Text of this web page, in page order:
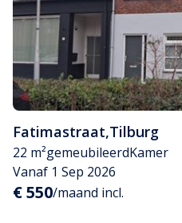
Fatimastraat,Tilburg
22 m²gemeubileerdKamer
Vanaf 1 Sep 2026
€ 550/maand incl.